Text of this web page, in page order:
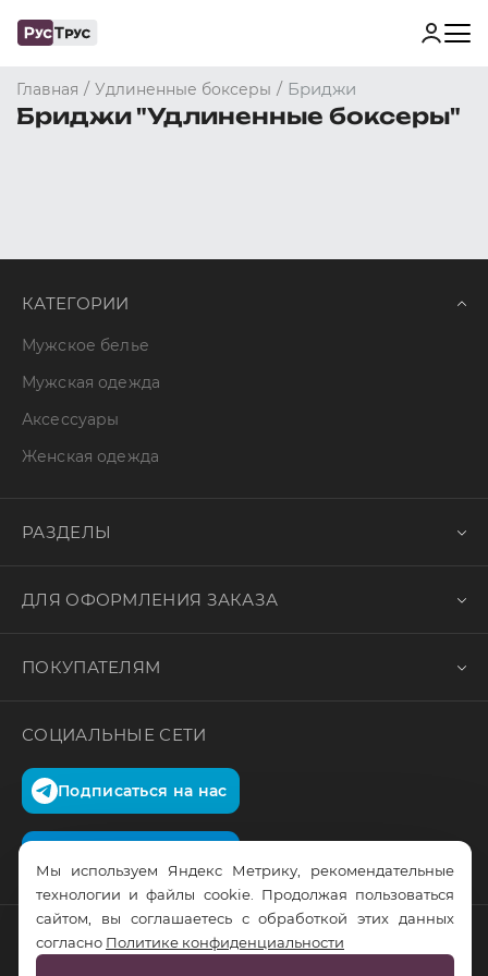
Главная / Удлиненные боксеры / Бриджи
Бриджи "Удлиненные боксеры"
КАТЕГОРИИ
Мужское белье
Мужская одежда
Аксессуары
Женская одежда
РАЗДЕЛЫ
ДЛЯ ОФОРМЛЕНИЯ ЗАКАЗА
ПОКУПАТЕЛЯМ
СОЦИАЛЬНЫЕ СЕТИ
Подписаться на нас
© RusTrus. 2011-2026. Все права защищены
Мы используем Яндекс Метрику, рекомендательные
технологии и файлы cookie. Продолжая пользоваться
сайтом, вы соглашаетесь с обработкой этих данных
согласно Политике конфиденциальности